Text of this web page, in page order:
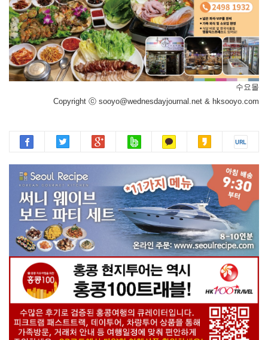
수요몰
Copyright ⓒ sooyo@wednesdayjournal.net & hksooyo.com